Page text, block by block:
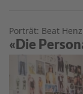
Porträt: Beat
«Die
Image